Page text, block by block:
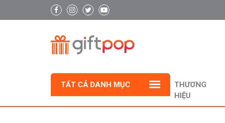
TẤT CẢ DANH MỤC
THƯƠNG
HIỆU